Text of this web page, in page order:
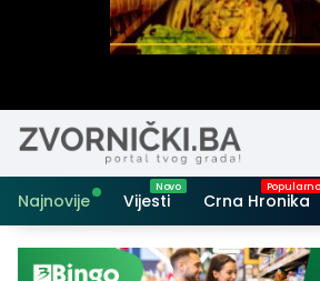
Najnovije Vijesti Crna Hronika